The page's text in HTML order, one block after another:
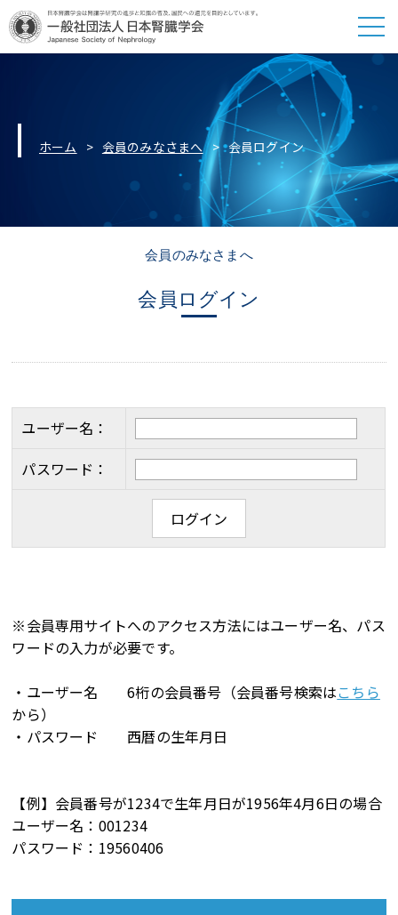
ホーム 会員のみなさまへ 会員ログイン
会員のみなさまへ
会員ログイン
ユーザー名：
パスワード：
※会員専用サイトへのアクセス方法にはユーザー名、パス
ワードの入力が必要です。
・ユーザー名 6桁の会員番号（会員番号検索はこちら
から）
・パスワード 西暦の生年月日
【例】会員番号が1234で生年月日が1956年4月6日の場合
ユーザー名：001234
パスワード：19560406